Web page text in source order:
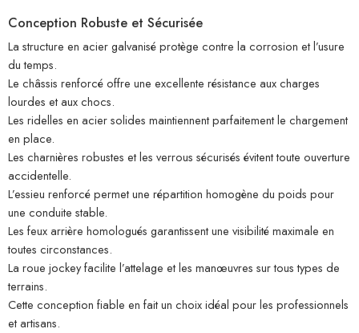
Conception Robuste et Sécurisée
La structure en acier galvanisé protège contre la corrosion et l’usure
du temps.
Le châssis renforcé offre une excellente résistance aux charges
lourdes et aux chocs.
Les ridelles en acier solides maintiennent parfaitement le chargement
en place.
Les charnières robustes et les verrous sécurisés évitent toute ouverture
accidentelle.
L’essieu renforcé permet une répartition homogène du poids pour
une conduite stable.
Les feux arrière homologués garantissent une visibilité maximale en
toutes circonstances.
La roue jockey facilite l’attelage et les manœuvres sur tous types de
terrains.
Cette conception fiable en fait un choix idéal pour les professionnels
et artisans.